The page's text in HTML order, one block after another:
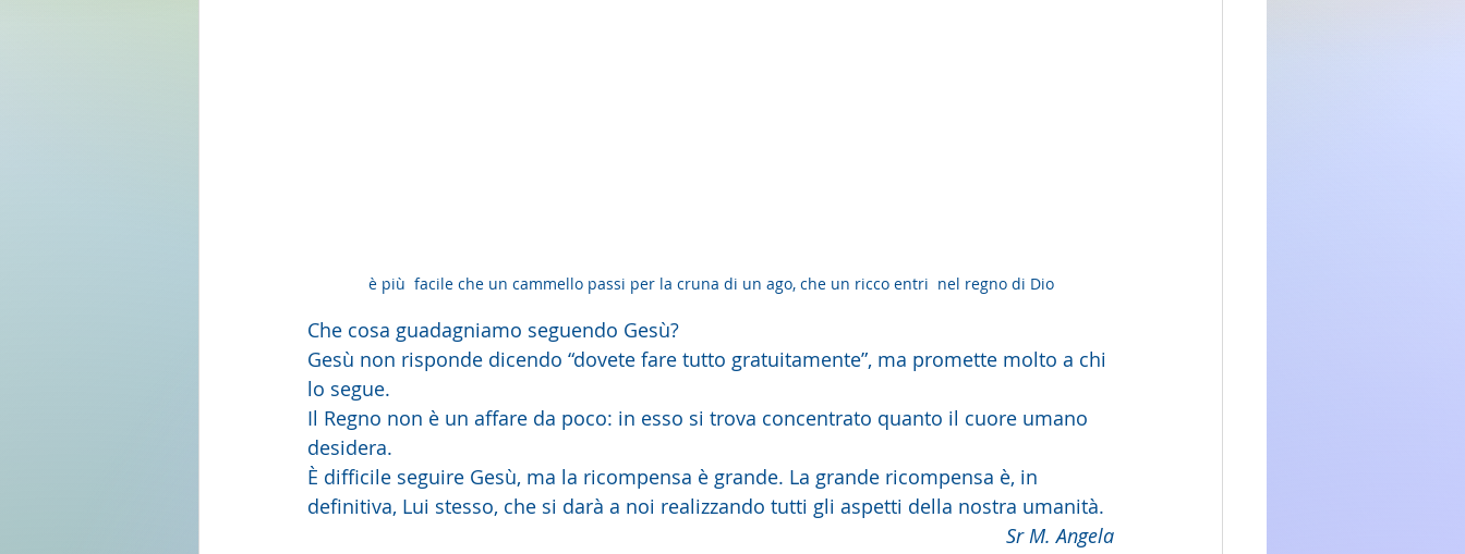
è più  facile che un cammello passi per la cruna di un ago, che un ricco entri  nel regno di Dio
Che cosa guadagniamo seguendo Gesù?
Gesù non risponde dicendo “dovete fare tutto gratuitamente”, ma promette molto a chi
lo segue.
Il Regno non è un affare da poco: in esso si trova concentrato quanto il cuore umano
desidera.
È difficile seguire Gesù, ma la ricompensa è grande. La grande ricompensa è, in
definitiva, Lui stesso, che si darà a noi realizzando tutti gli aspetti della nostra umanità.
Sr M. Angela